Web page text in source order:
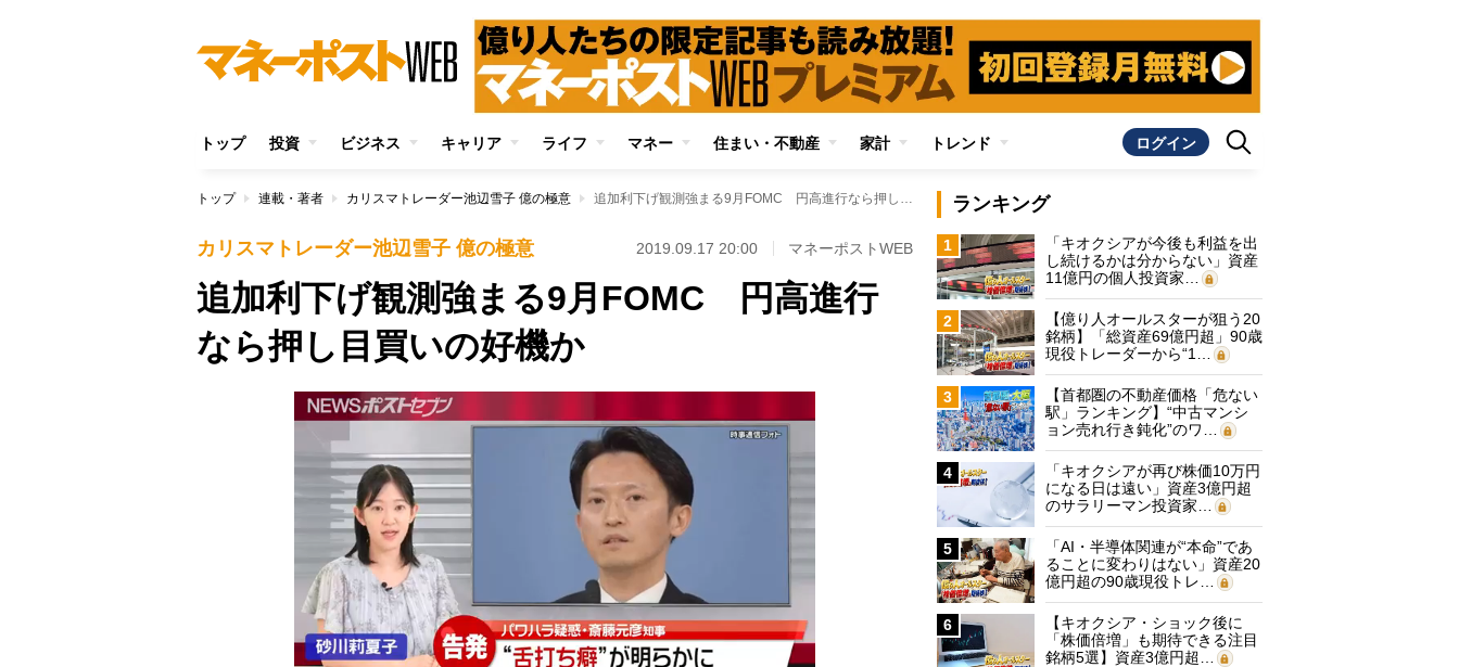
トップ 投資 ビジネス キャリア ライフ マネー 住まい・不動産 家計 トレンド ログイン
トップ 連載・著者 カリスマトレーダー池辺雪子 億の極意 追加利下げ観測強まる9月FOMC 円高進行なら押し目買いの好機か
カリスマトレーダー池辺雪子 億の極意 2019.09.17 20:00 マネーポストWEB
追加利下げ観測強まる9月FOMC 円高進行
なら押し目買いの好機か
ランキング
1
「キオクシアが今後も利益を出
し続けるかは分からない」資産
11億円の個人投資家…
2
【億り人オールスターが狙う20
銘柄】「総資産69億円超」90歳
現役トレーダーから“1…
3
【首都圏の不動産価格「危ない
駅」ランキング】“中古マンシ
ョン売れ行き鈍化”のワ…
4
「キオクシアが再び株価10万円
になる日は遠い」資産3億円超
のサラリーマン投資家…
5
「AI・半導体関連が“本命”であ
ることに変わりはない」資産20
億円超の90歳現役トレ…
6
【キオクシア・ショック後に
「株価倍増」も期待できる注目
銘柄5選】資産3億円超…